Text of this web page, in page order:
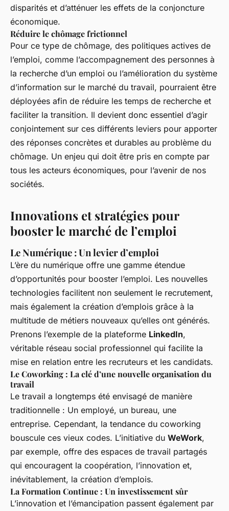
disparités et d’atténuer les effets de la conjoncture
économique.
Réduire le chômage frictionnel
Pour ce type de chômage, des politiques actives de
l’emploi, comme l’accompagnement des personnes à
la recherche d’un emploi ou l’amélioration du système
d’information sur le marché du travail, pourraient être
déployées afin de réduire les temps de recherche et
faciliter la transition. Il devient donc essentiel d’agir
conjointement sur ces différents leviers pour apporter
des réponses concrètes et durables au problème du
chômage. Un enjeu qui doit être pris en compte par
tous les acteurs économiques, pour l’avenir de nos
sociétés.
Innovations et stratégies pour
booster le marché de l’emploi
Le Numérique : Un levier d’emploi
L’ère du numérique offre une gamme étendue
d’opportunités pour booster l’emploi. Les nouvelles
technologies facilitent non seulement le recrutement,
mais également la création d’emplois grâce à la
multitude de métiers nouveaux qu’elles ont générés.
Prenons l’exemple de la plateforme LinkedIn,
véritable réseau social professionnel qui facilite la
mise en relation entre les recruteurs et les candidats.
Le Coworking : La clé d’une nouvelle organisation du
travail
Le travail a longtemps été envisagé de manière
traditionnelle : Un employé, un bureau, une
entreprise. Cependant, la tendance du coworking
bouscule ces vieux codes. L’initiative du WeWork,
par exemple, offre des espaces de travail partagés
qui encouragent la coopération, l’innovation et,
inévitablement, la création d’emplois.
La Formation Continue : Un investissement sûr
L’innovation et l’émancipation passent également par